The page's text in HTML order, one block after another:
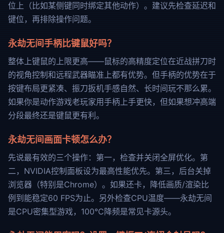
位上（比如某侧键同时绑定其他动作）。建议先检查延迟和
键位，再排除操作问题。
永劫无间手柄比键鼠好吗？
整体上键鼠的上限更高——鼠标的高精度定位在近战拼刀时
的视角控制和远程武器瞄准上都有优势。但手柄的优势在于
按键布局更紧凑、振刀扳机手感自然、长时间玩不那么累。
如果你是动作游戏老玩家用手柄上手更快，但如果想冲高端
分段最终还是键鼠更有利。
永劫无间画面卡顿怎么办？
先说最有效的三个操作：第一，检查并关闭全屏优化。第
二，NVIDIA控制面板设为最高性能优先。第三，后台关掉
浏览器（特别是Chrome）。如果还卡，降低画质/渲染比
例到能稳定60 FPS为止。另外检查CPU温度——永劫无间
是CPU密集型游戏，100℃降频是常见卡源头。